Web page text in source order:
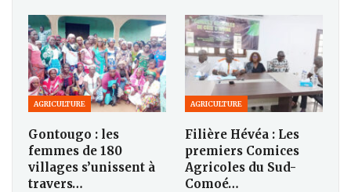
AGRICULTURE
Gontougo : les
femmes de 180
villages s’unissent à
travers…
AGRICULTURE
Filière Hévéa : Les
premiers Comices
Agricoles du Sud-
Comoé…